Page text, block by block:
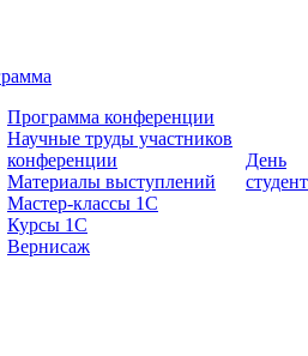
Программа конференции
Научные труды участников
конференции
Материалы выступлений
Мастер-классы 1С
Курсы 1С
Вернисаж
День